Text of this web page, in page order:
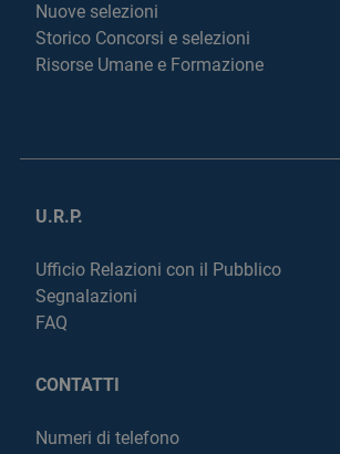
Nuove selezioni
Storico Concorsi e selezioni
Risorse Umane e Formazione
U.R.P.
Ufficio Relazioni con il Pubblico
Segnalazioni
FAQ
CONTATTI
Numeri di telefono